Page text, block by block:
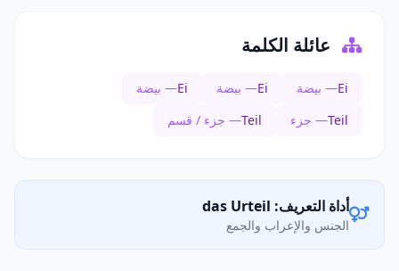
عائلة الكلمة
Ei— بيضة Ei— بيضة Ei— بيضة
Teil— جزء Teil— جزء / قسم
أداة التعريف: das Urteil
الجنس والإعراب والجمع